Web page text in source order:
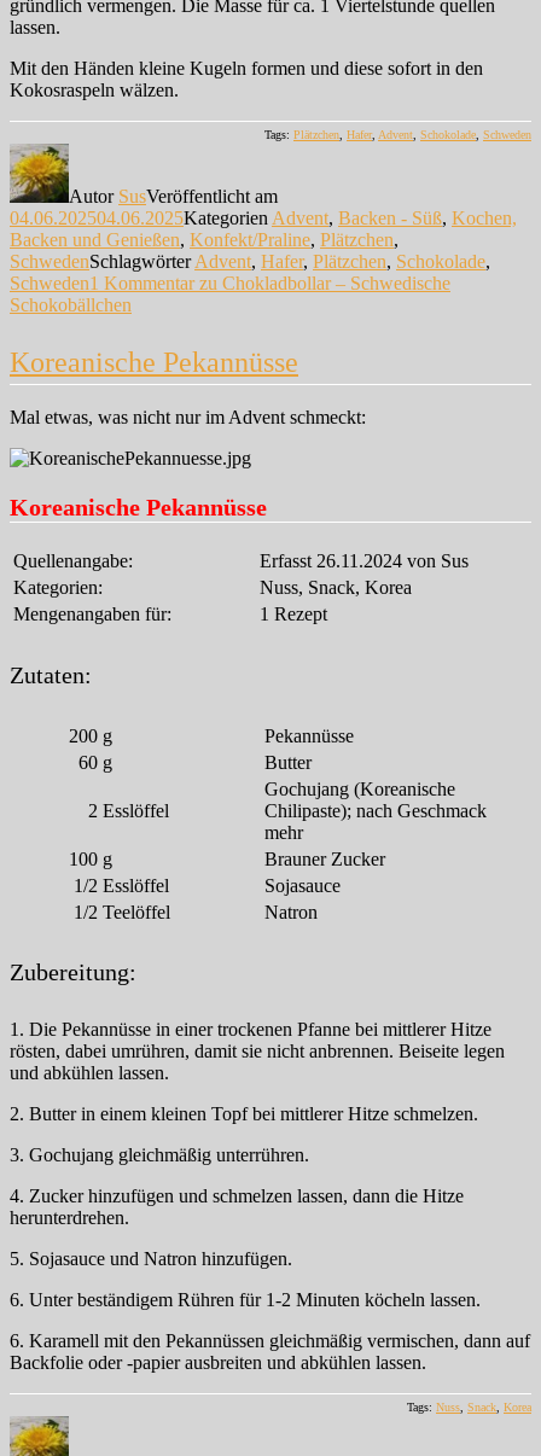
gründlich vermengen. Die Masse für ca. 1 Viertelstunde quellen
lassen.
Mit den Händen kleine Kugeln formen und diese sofort in den
Kokosraspeln wälzen.
Tags: Plätzchen, Hafer, Advent, Schokolade, Schweden
Autor SusVeröffentlicht am
04.06.202504.06.2025KategorienAdvent, Backen - Süß, Kochen,
Backen und Genießen, Konfekt/Praline, Plätzchen,
SchwedenSchlagwörterAdvent, Hafer, Plätzchen, Schokolade,
Schweden1 Kommentarzu Chokladbollar – Schwedische
Schokobällchen
Koreanische Pekannüsse
Mal etwas, was nicht nur im Advent schmeckt:
Koreanische Pekannüsse
Quellenangabe:
Erfasst 26.11.2024 von Sus
Kategorien:
Nuss, Snack, Korea
Mengenangaben für:
1 Rezept
Zutaten:
200 g
Pekannüsse
60 g Butter
2 Esslöffel
Gochujang (Koreanische
Chilipaste); nach Geschmack
mehr
100 g
Brauner Zucker
1/2 Esslöffel
Sojasauce
1/2 Teelöffel Natron
Zubereitung:
1. Die Pekannüsse in einer trockenen Pfanne bei mittlerer Hitze
rösten, dabei umrühren, damit sie nicht anbrennen. Beiseite legen
und abkühlen lassen.
2. Butter in einem kleinen Topf bei mittlerer Hitze schmelzen.
3. Gochujang gleichmäßig unterrühren.
4. Zucker hinzufügen und schmelzen lassen, dann die Hitze
herunterdrehen.
5. Sojasauce und Natron hinzufügen.
6. Unter beständigem Rühren für 1-2 Minuten köcheln lassen.
6. Karamell mit den Pekannüssen gleichmäßig vermischen, dann auf
Backfolie oder -papier ausbreiten und abkühlen lassen.
Tags: Nuss Snack Korea